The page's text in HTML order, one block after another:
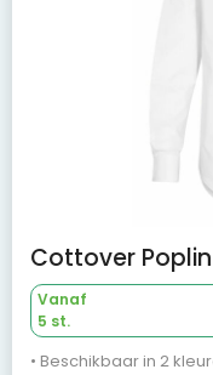
Cottover
Vanaf
5 st.
• Beschikbaar in 2